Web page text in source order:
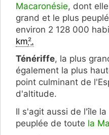
Macaronésie, dont
grand et le plus
environ 2 128 000
km².
Ténériffe, la plus
également la plus
point culminant de
d'altitude.
Il s'agit aussi de l'île
peuplée de toute la